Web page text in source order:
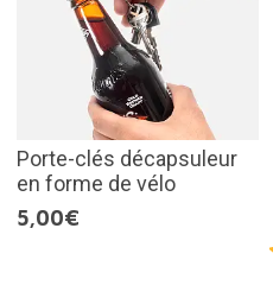
Porte-clés décapsuleur
en forme de vélo
5,00€